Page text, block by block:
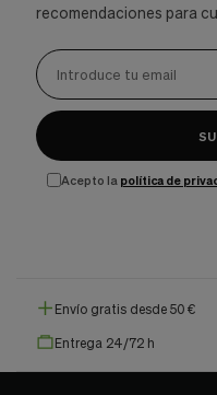
recomendaciones para
Acepto la política de
Envío gratis desde 50 €
Entrega 24/72 h